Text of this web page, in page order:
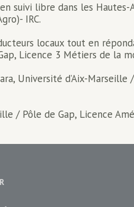
suivi libre dans les Hautes-
IRC.
locaux tout en
Licence 3 Métiers de la
Université d’Aix-
/ Pôle de Gap, Licence